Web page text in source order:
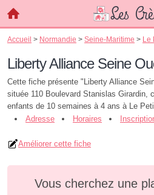
Accueil > Normandie > Seine-Maritime > Le
Liberty Alliance Seine
Cette fiche présente "Liberty Alliance
située 110 Boulevard Stanislas Girardin,
enfants de 10 semaines à 4 ans à Le
Adresse
Horaires
Améliorer cette fiche
Vous cherchez une